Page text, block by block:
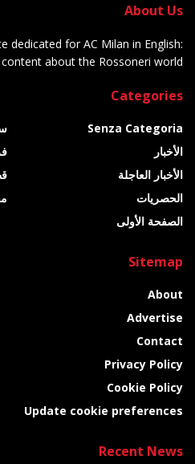
About Us
dedicated for AC Milan in English:
about the Rossoneri world.
Categories
Senza Categoria
الأخبار
الأخبار العاجلة
الحصريات
الصفحة الأولى
Sitemap
About
Advertise
Contact
Privacy Policy
Cookie Policy
Update cookie preferences
Recent News